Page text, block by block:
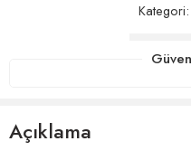
Kategori:
Açıklama